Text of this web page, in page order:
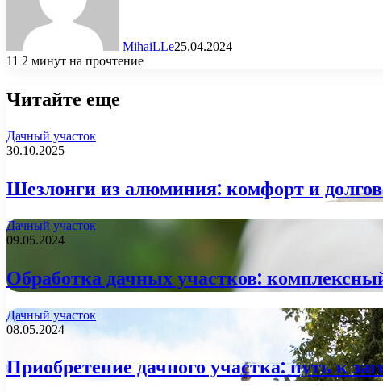
MihaiLLe25.04.2024
11 2 минут на прочтение
Читайте еще
Дачный участок
30.10.2025
Шезлонги из алюминия: комфорт и
Дачный участок
09.05.2024
Обработка дачных участков:
Дачный участок
08.05.2024
Приобретение дачного участка: путь к